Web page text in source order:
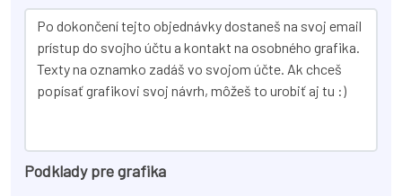
Podklady pre grafika